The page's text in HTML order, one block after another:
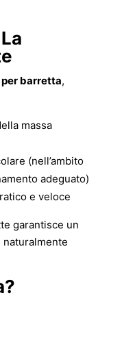
barretta,
massa
(nell’ambito
adeguato)
e veloce
garantisce un